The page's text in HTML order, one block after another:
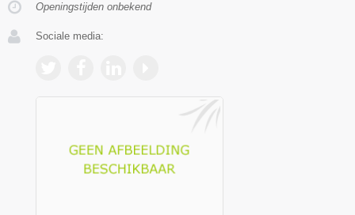
Openingstijden onbekend
Sociale media: